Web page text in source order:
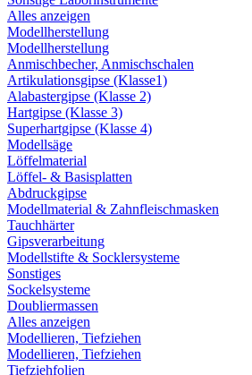
Alles anzeigen
Modellherstellung
Modellherstellung
Anmischbecher, Anmischschalen
Artikulationsgipse (Klasse1)
Alabastergipse (Klasse 2)
Hartgipse (Klasse 3)
Superhartgipse (Klasse 4)
Modellsäge
Löffelmaterial
Löffel- & Basisplatten
Abdruckgipse
Modellmaterial & Zahnfleischmasken
Tauchhärter
Gipsverarbeitung
Modellstifte & Socklersysteme
Sonstiges
Sockelsysteme
Doubliermassen
Alles anzeigen
Modellieren, Tiefziehen
Modellieren, Tiefziehen
Tiefziehfolien